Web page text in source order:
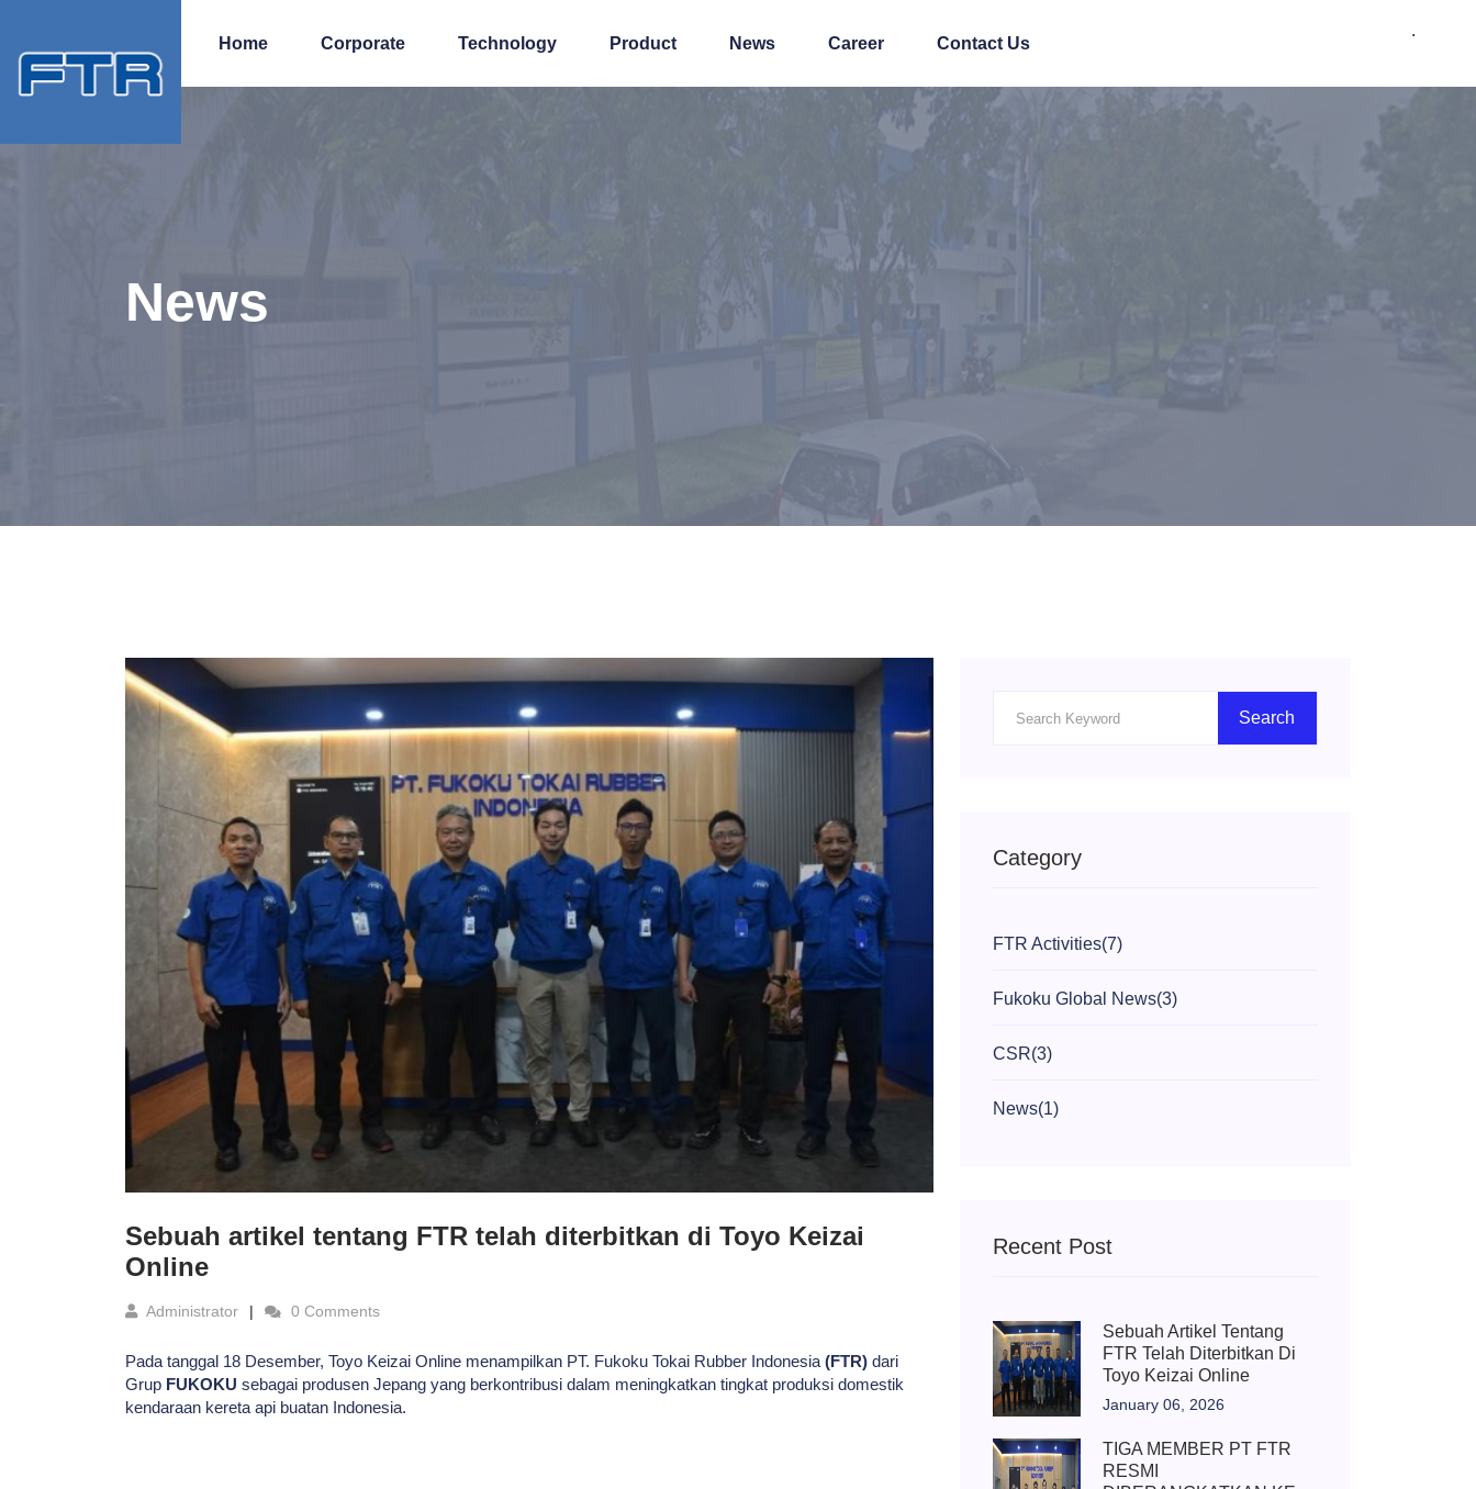
Home Corporate Technology Product News Career Contact Us
.
News
Sebuah artikel tentang FTR telah diterbitkan di Toyo Keizai
Online
Administrator 0 Comments
Pada tanggal 18 Desember, Toyo Keizai Online menampilkan PT. Fukoku Tokai Rubber Indonesia (FTR) dari
Grup FUKOKU sebagai produsen Jepang yang berkontribusi dalam meningkatkan tingkat produksi domestik
kendaraan kereta api buatan Indonesia.
Search
Category
FTR Activities(7)
Fukoku Global News(3)
CSR(3)
News(1)
Recent Post
Sebuah Artikel Tentang
FTR Telah Diterbitkan Di
Toyo Keizai Online
January 06, 2026
TIGA MEMBER PT FTR
RESMI